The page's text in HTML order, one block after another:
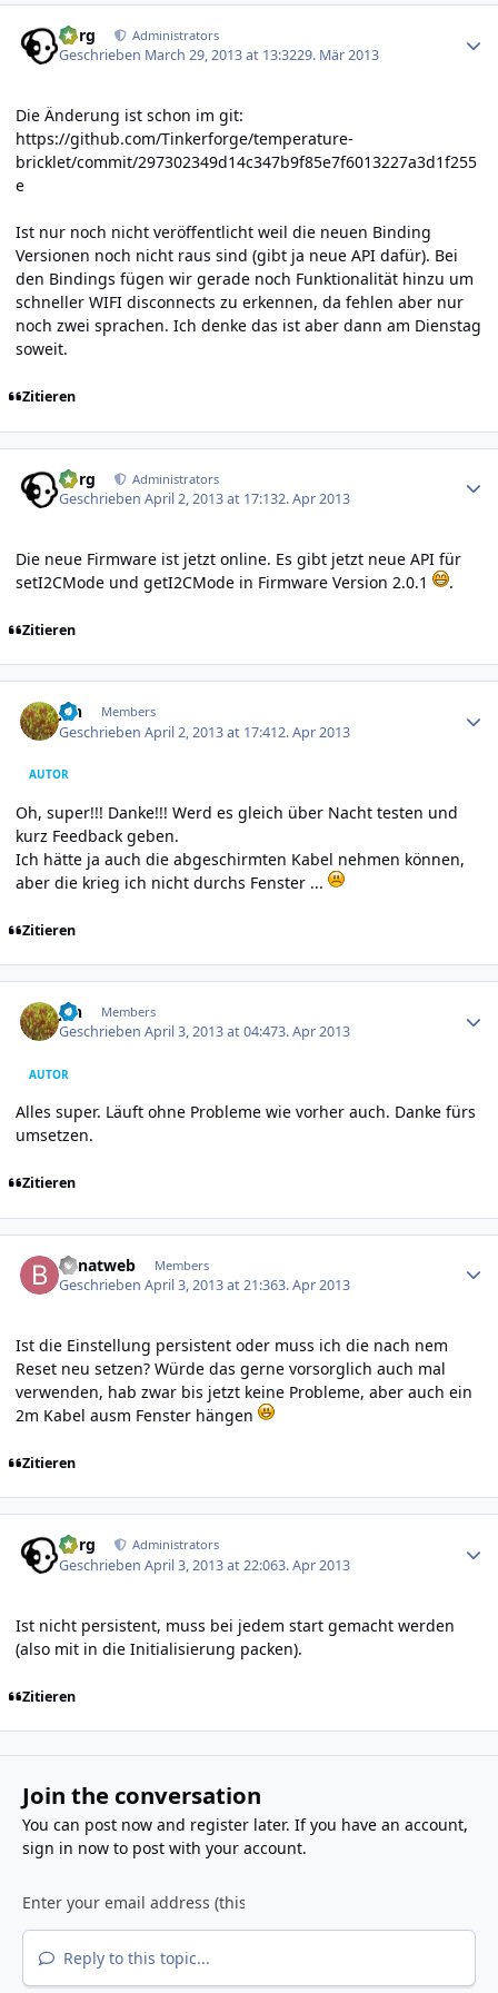
borg Administrators
Geschrieben March 29, 2013 at 13:3229. Mär 2013
Die Änderung ist schon im git:
https://github.com/Tinkerforge/temperature-
bricklet/commit/297302349d14c347b9f85e7f6013227a3d1f255
e
Ist nur noch nicht veröffentlicht weil die neuen Binding
Versionen noch nicht raus sind (gibt ja neue API dafür). Bei
den Bindings fügen wir gerade noch Funktionalität hinzu um
schneller WIFI disconnects zu erkennen, da fehlen aber nur
noch zwei sprachen. Ich denke das ist aber dann am Dienstag
soweit.
Zitieren
borg Administrators
GeschriebenApril 2, 2013 at 17:132. Apr 2013
Die neue Firmware ist jetzt online. Es gibt jetzt neue API für
setI2CMode und getI2CMode in Firmware Version 2.0.1
.
Zitieren
jan Members
GeschriebenApril 2, 2013 at 17:412. Apr 2013
AUTOR
Oh, super!!! Danke!!! Werd es gleich über Nacht testen und
kurz Feedback geben.
Ich hätte ja auch die abgeschirmten Kabel nehmen können,
aber die krieg ich nicht durchs Fenster ...
Zitieren
jan Members
GeschriebenApril 3, 2013 at 04:473. Apr 2013
AUTOR
Alles super. Läuft ohne Probleme wie vorher auch. Danke fürs
umsetzen.
Zitieren
benatweb Members
GeschriebenApril 3, 2013 at 21:363. Apr 2013
Ist die Einstellung persistent oder muss ich die nach nem
Reset neu setzen? Würde das gerne vorsorglich auch mal
verwenden, hab zwar bis jetzt keine Probleme, aber auch ein
2m Kabel ausm Fenster hängen
Zitieren
borg Administrators
GeschriebenApril 3, 2013 at 22:063. Apr 2013
Ist nicht persistent, muss bei jedem start gemacht werden
(also mit in die Initialisierung packen).
Zitieren
Join the conversation
You can post now and register later. If you have an account,
sign in nowto post with your account.
Reply to this topic...